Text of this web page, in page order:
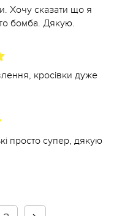
Хочу сказати що я
бомба. Дякую.
кросівки дуже
просто супер, дякую